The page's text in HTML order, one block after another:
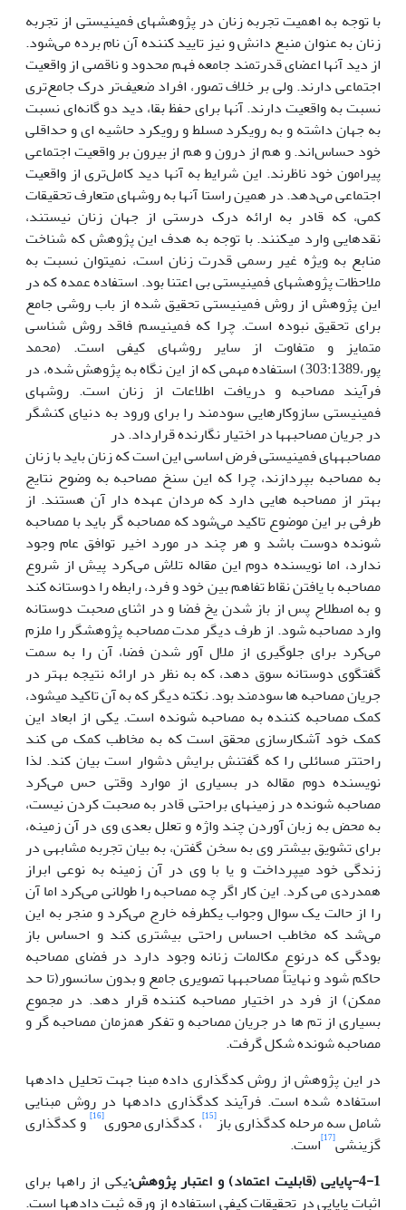
با توجه به اهمیت تجربه زنان در پژوهش­های فمینیستی از تجربه
زنان به عنوان منبع دانش و نیز تایید کننده آن نام برده می‌شود.
از دید آن­ها اعضای قدرتمند جامعه فهم محدود و ناقصی از واقعیت
اجتماعی دارند. ولی بر خلاف تصور، افراد ضعیف‌تر درک جامع‌تری
نسبت به واقعیت دارند. آن­ها برای حفظ بقا، دید دو گانه‌ای نسبت
به جهان داشته و به رویکرد مسلط و رویکرد حاشیه ای و حداقلی
خود حساس‌اند. و هم از درون و هم از بیرون بر واقعیت اجتماعی
پیرامون خود ناظرند. این شرایط به آن­ها دید کامل‌تری از واقعیت
اجتماعی می‌دهد. در همین راستا آن­ها به روش­های متعارف تحقیقات
کمی، که قادر به ارائه درک درستی از جهان زنان نیستند،
نقدهایی وارد می­کنند. با توجه به هدف این پژوهش که شناخت
منابع به ویژه غیر رسمی قدرت زنان است، نمی­توان نسبت به
ملاحظات پژوهش­های فمینیستی بی اعتنا بود. استفاده عمده که در
این پژوهش از روش فمینیستی تحقیق شده از باب روشی جامع
برای تحقیق نبوده است. چرا که فمینیسم فاقد روش شناسی
متمایز و متفاوت از سایر روش­های کیفی است. (محمد
پور،303:1389) استفاده مهمی که از این نگاه به پژوهش شده، در
فرآیند مصاحبه و دریافت اطلاعات از زنان است. روش­های
فمینیستی سازوکارهایی سودمند را برای ورود به دنیای کنشگر
در جریان مصاحبه­ها در اختیار نگارنده قرارداد. در
مصاحبه­های فمینیستی فرض اساسی این است که زنان باید با زنان
به مصاحبه بپردازند، چرا که این سنخ مصاحبه به وضوح نتایج
بهتر از مصاحبه هایی دارد که مردان عهده دار آن هستند. از
طرفی بر این موضوع تاکید می‌شود که مصاحبه گر باید با مصاحبه
شونده دوست باشد و هر چند در مورد اخیر توافق عام وجود
ندارد، اما نویسنده دوم این مقاله تلاش می‌کرد پیش از شروع
مصاحبه با یافتن نقاط تفاهم بین خود و فرد، رابطه را دوستانه کند
و به اصطلاح پس از باز شدن یخ فضا و در اثنای صحبت دوستانه
وارد مصاحبه شود. از طرف دیگر مدت مصاحبه پژوهشگر را ملزم
می‌کرد برای جلوگیری از ملال آور شدن فضا، آن را به سمت
گفتگوی دوستانه سوق دهد، که به نظر در ارائه نتیجه بهتر در
جریان مصاحبه ها سودمند بود. نکته دیگر که به آن تاکید می­شود،
کمک مصاحبه کننده به مصاحبه شونده است. یکی از ابعاد این
کمک خود آشکارسازی محقق است که به مخاطب کمک می کند
راحت­تر مسائلی را که گفتنش برایش دشوار است بیان کند. لذا
نویسنده دوم مقاله در بسیاری از موارد وقتی حس می‌کرد
مصاحبه شونده در زمینه­ای براحتی قادر به صحبت کردن نیست،
به محض به زبان آوردن چند واژه و تعلل بعدی وی در آن زمینه،
برای تشویق بیشتر وی به سخن گفتن، به بیان تجربه مشابهی در
زندگی خود می­پرداخت و یا با وی در آن زمینه به نوعی ابراز
همدردی می کرد. این کار اگر چه مصاحبه را طولانی می‌کرد اما آن
را از حالت یک سوال وجواب یک­طرفه خارج می‌کرد و منجر به این
می‌شد که مخاطب احساس راحتی بیشتری کند و احساس باز
بودگی که درنوع مکالمات زنانه وجود دارد در فضای مصاحبه
حاکم شود و نهایتاً مصاحبه­ها تصویری جامع و بدون سانسور(تا حد
ممکن) از فرد در اختیار مصاحبه کننده قرار دهد. در مجموع
بسیاری از تم ها در جریان مصاحبه و تفکر همزمان مصاحبه گر و
مصاحبه شونده شکل گرفت.
در این پژوهش از روش کدگذاری داده مبنا جهت تحلیل داده­ها
استفاده شده است. فرآیند کدگذاری داده­ها در روش مبنایی
شامل سه مرحله کدگذاری باز[15] ، کدگذاری محوری[16]
و کدگذاری
گزینشی[17]
است.
4-1-پایایی (قابلیت اعتماد) و اعتبار پژوهش:
یکی از راه­ها برای
اثبات پایایی در تحقیقات کیفی استفاده از ورقه ثبت داده­ها است.